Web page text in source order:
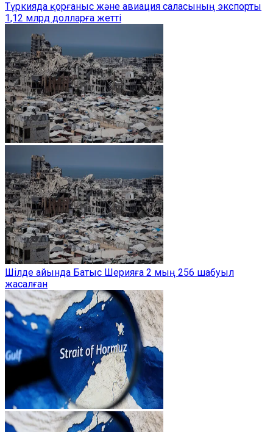
Түркияда қорғаныс және авиация саласының экспорты
1,12 млрд долларға жетті
Шілде айында Батыс Шерияға 2 мың 256 шабуыл
жасалған